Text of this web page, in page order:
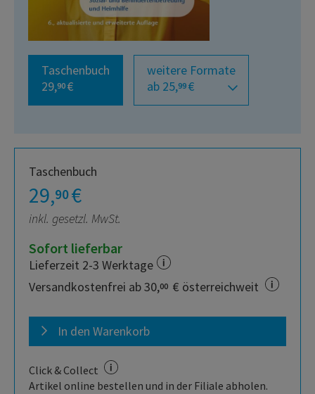
Taschenbuch
29,90 €
weitere Formate
ab 25,99 €
Taschenbuch
29,90€
inkl. gesetzl. MwSt.
Sofort lieferbar
Lieferzeit 2-3 Werktage
Versandkostenfrei ab 30,00 € österreichweit
In den Warenkorb
Click & Collect
Artikel online bestellen und in der Filiale abholen.